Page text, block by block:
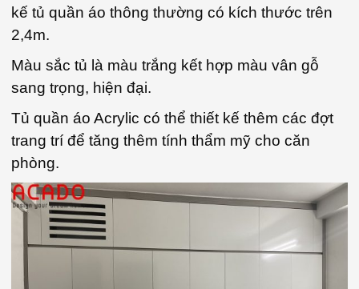
kế tủ quần áo thông thường có kích thước trên
2,4m.
Màu sắc tủ là màu trắng kết hợp màu vân gỗ
sang trọng, hiện đại.
Tủ quần áo Acrylic có thể thiết kế thêm các đợt
trang trí để tăng thêm tính thẩm mỹ cho căn
phòng.